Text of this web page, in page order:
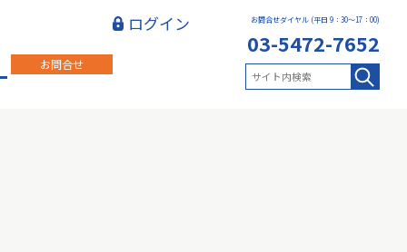
お問合せ
お問合せダイヤル (平日 9：30～17：00)
03-5472-7652
ログイン